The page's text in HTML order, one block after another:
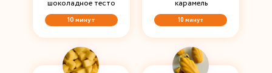
карамель
10 минут
10 минут
шоколадное тесто